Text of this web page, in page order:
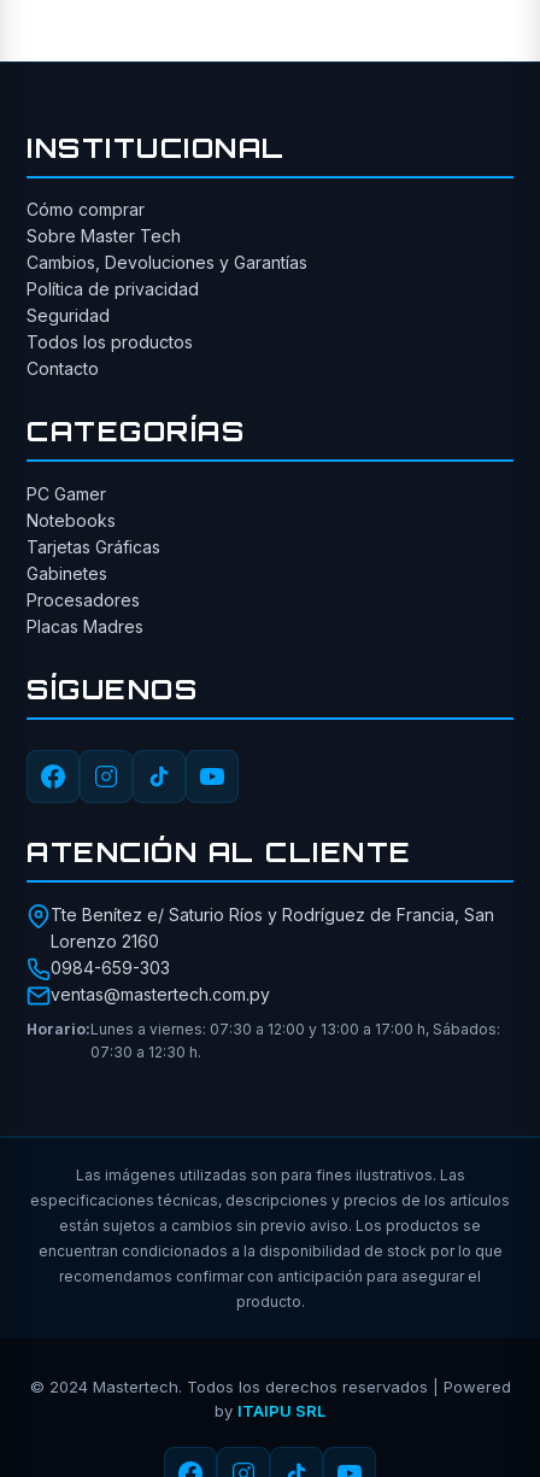
INSTITUCIONAL
Cómo comprar
Sobre Master Tech
Cambios, Devoluciones y Garantías
Política de privacidad
Seguridad
Todos los productos
Contacto
CATEGORÍAS
PC Gamer
Notebooks
Tarjetas Gráficas
Gabinetes
Procesadores
Placas Madres
SÍGUENOS
ATENCIÓN AL CLIENTE
Tte Benítez e/ Saturio Ríos y Rodríguez de Francia, San
Lorenzo 2160
0984-659-303
ventas@mastertech.com.py
Horario:Lunes a viernes: 07:30 a 12:00 y 13:00 a 17:00 h, Sábados:
07:30 a 12:30 h.
Las imágenes utilizadas son para fines ilustrativos. Las
especificaciones técnicas, descripciones y precios de los artículos
están sujetos a cambios sin previo aviso. Los productos se
encuentran condicionados a la disponibilidad de stock por lo que
recomendamos confirmar con anticipación para asegurar el
producto.
© 2024 Mastertech. Todos los derechos reservados | Powered
by ITAIPU SRL